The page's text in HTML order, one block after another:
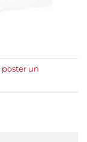
poster un